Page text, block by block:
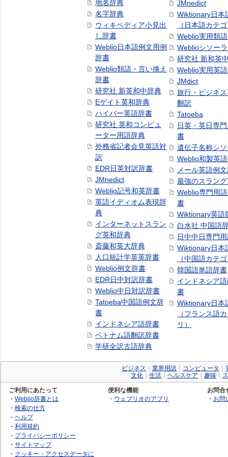
地名辞典
名字辞典
ウィキペディア小見出
し辞書
Weblio日本語例文用例
辞書
Weblio類語・言い換え
辞書
研究社 新英和中辞典
Eゲイト英和辞典
ハイパー英語辞書
研究社 英和コンピュ
ーター用語辞典
外務省記者会見英語対
訳
EDR日英対訳辞書
JMnedict
Weblio記号和英辞書
英語イディオム表現辞
典
インターネットスラン
グ英和辞典
斎藤和英大辞典
人口統計学英英辞書
Weblio例文辞書
EDR日中対訳辞書
Weblio中日対訳辞書
Tatoeba中国語例文辞
書
インドネシア語辞書
ベトナム語翻訳辞書
学研全訳古語辞典
JMnedict
Wiktionary日本
（日本語カテ
Weblio実用類
Weblioシソー
研究社 新和英
Weblio実用英
JMdict
旅行・ビジネ
翻訳
Tatoeba
日英・英日専
書
遺伝子名称シ
Weblio和製英
メール英語例
最強のスラン
Weblio専門用
書
Wiktionary英語
白水社 中国語
日中中日専門
Wiktionary日本
（中国語カテ
韓国語単語辞書
インドネシア
書
Wiktionary日本
（フランス語
リ）
ビジネス 業界用語 コンピュータ
文化
生活 ヘルスケア 趣味
ご利用にあたって
・ Weblio辞書とは
・ 検索の仕方
・ ヘルプ
・ 利用規約
・ プライバシーポリシー
・ サイトマップ
・ クッキー・アクセスデータに
便利な機能
・ ウェブリオのアプリ
お問合
・ お問